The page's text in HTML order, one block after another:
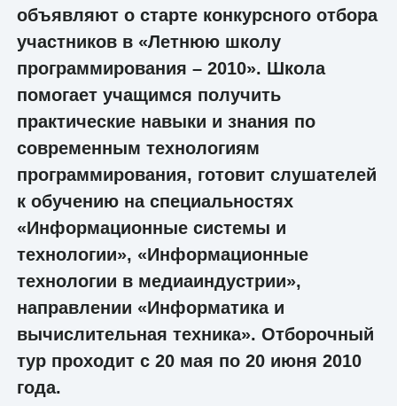
объявляют о старте конкурсного отбора
участников в «Летнюю школу
программирования – 2010». Школа
помогает учащимся получить
практические навыки и знания по
современным технологиям
программирования, готовит слушателей
к обучению на специальностях
«Информационные системы и
технологии», «Информационные
технологии в медиаиндустрии»,
направлении «Информатика и
вычислительная техника». Отборочный
тур проходит с 20 мая по 20 июня 2010
года.